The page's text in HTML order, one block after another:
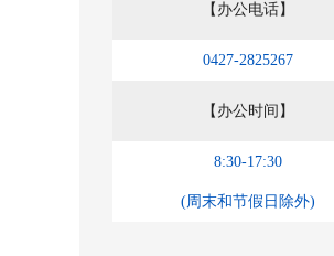
【办公电话】
0427-2825267
【办公时间】
8:30-17:30
(周末和节假日除外)